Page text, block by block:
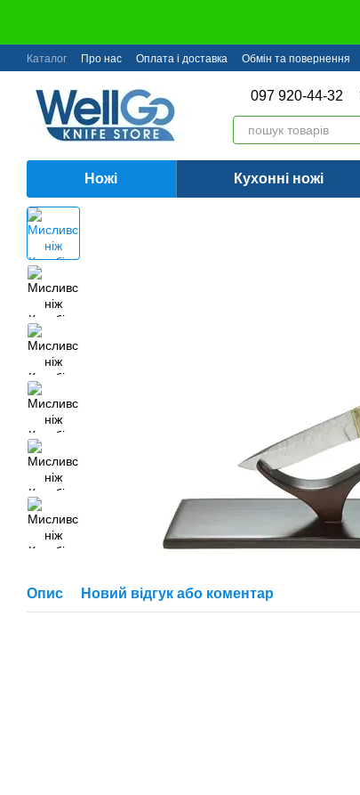
Каталог Про нас Оплата і доставка Обмін та повернення
097 920-44-32
Ножі Кухонні ножі
Опис Новий відгук або коментар